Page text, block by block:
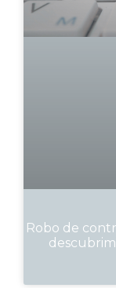
Robo de